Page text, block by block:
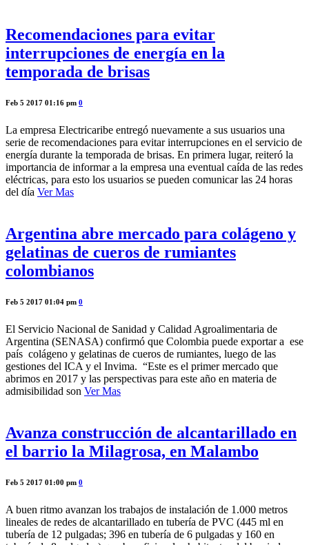
Recomendaciones para evitar
interrupciones de energía en la
temporada de brisas
Feb 5 2017 01:16 pm 0
La empresa Electricaribe entregó nuevamente a sus usuarios una
serie de recomendaciones para evitar interrupciones en el servicio de
energía durante la temporada de brisas. En primera lugar, reiteró la
importancia de informar a la empresa una eventual caída de las redes
eléctricas, para esto los usuarios se pueden comunicar las 24 horas
del día Ver Mas
Argentina abre mercado para colágeno y
gelatinas de cueros de rumiantes
colombianos
Feb 5 2017 01:04 pm 0
El Servicio Nacional de Sanidad y Calidad Agroalimentaria de
Argentina (SENASA) confirmó que Colombia puede exportar a ese
país colágeno y gelatinas de cueros de rumiantes, luego de las
gestiones del ICA y el Invima. “Este es el primer mercado que
abrimos en 2017 y las perspectivas para este año en materia de
admisibilidad son Ver Mas
Avanza construcción de alcantarillado en
el barrio la Milagrosa, en Malambo
Feb 5 2017 01:00 pm 0
A buen ritmo avanzan los trabajos de instalación de 1.000 metros
lineales de redes de alcantarillado en tubería de PVC (445 ml en
tubería de 12 pulgadas; 396 en tubería de 6 pulgadas y 160 en